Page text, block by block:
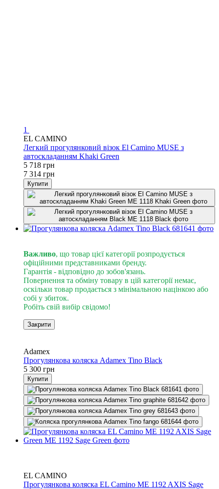
1
EL CAMINO
Легкий прогулянковий візок El Camino MUSE з
автоскладанням Khaki Green
5 718 грн
7 314 грн
Купити
Важливо, що товар цієї категорії розпродується
офіційними представниками бренду.
Гарантія - відповідно до зобов'язань.
Повернення та обміну товару в цій категорії немає,
оскільки товар продається з мінімальною націнкою або
собі у збиток.
Робіть свій вибір свідомо!
Закрити
Adamex
Прогулянкова коляска Adamex Tino Black
5 300 грн
Купити
EL CAMINO
Прогулянкова коляска EL Camino ME 1192 AXIS Sage